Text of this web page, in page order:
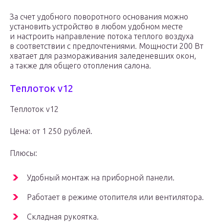
За счет удобного поворотного основания можно
установить устройство в любом удобном месте
и настроить направление потока теплого воздуха
в соответствии с предпочтениями. Мощности 200 Вт
хватает для размораживания заледеневших окон,
а также для общего отопления салона.
Теплоток v12
Теплоток v12
Цена: от 1 250 рублей.
Плюсы:
Удобный монтаж на приборной панели.
Работает в режиме отопителя или вентилятора.
Складная рукоятка.